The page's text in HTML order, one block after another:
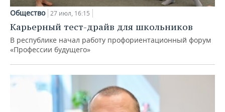
Общество 27 июл, 16:15
Карьерный тест-драйв для школьников
В республике начал работу профориентационный форум
«Профессии будущего»